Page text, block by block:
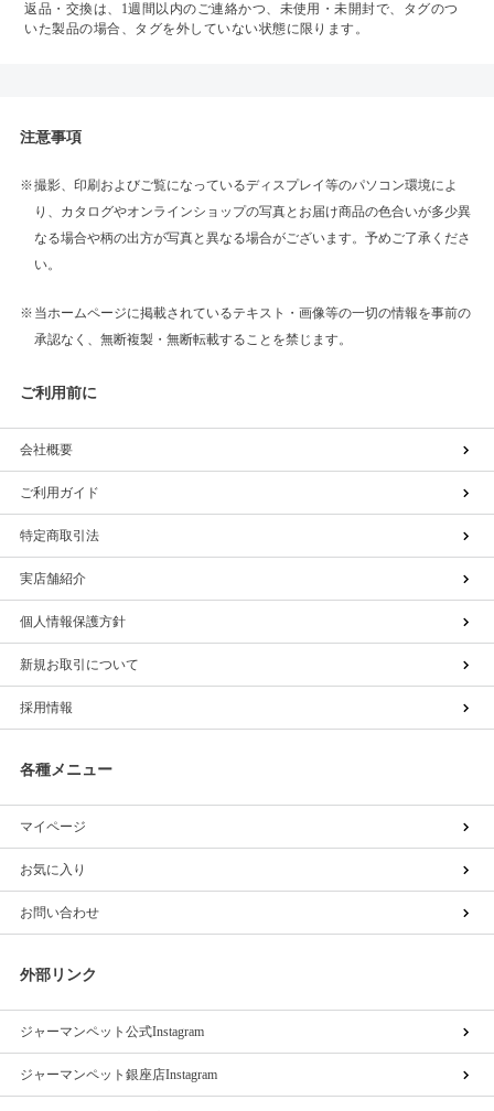
返品・交換は、1週間以内のご連絡かつ、未使用・未開封で、タグのつ
いた製品の場合、タグを外していない状態に限ります。
注意事項
撮影、印刷およびご覧になっているディスプレイ等のパソコン環境によ
り、カタログやオンラインショップの写真とお届け商品の色合いが多少異
なる場合や柄の出方が写真と異なる場合がございます。予めご了承くださ
い。
当ホームページに掲載されているテキスト・画像等の一切の情報を事前の
承認なく、無断複製・無断転載することを禁じます。
ご利用前に
会社概要
ご利用ガイド
特定商取引法
実店舗紹介
個人情報保護方針
新規お取引について
採用情報
各種メニュー
マイページ
お気に入り
お問い合わせ
外部リンク
ジャーマンペット公式Instagram
ジャーマンペット銀座店Instagram